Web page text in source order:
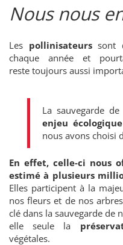
Nous nous
Les pollinisateurssont
chaque année et
reste toujours aussi
La sauvegarde
enjeu écologique
nous avons choisi
En effet, celle-ci nous
estimé à plusieurs
Elles participent à la
nos fleurs et de nos
clé dans la sauvegarde de
elle seule la
végétales.